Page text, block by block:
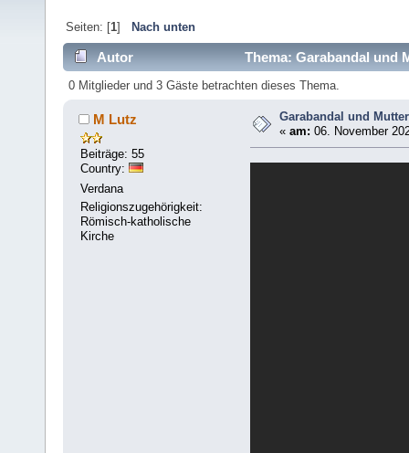
Seiten: [1] Nach unten
Autor Thema: Garabandal und
0 Mitglieder und 3 Gäste betrachten dieses Thema.
M Lutz
Beiträge: 55
Country:
Verdana
Religionszugehörigkeit:
Römisch-katholische
Kirche
Garabandal und
«am: 06. November